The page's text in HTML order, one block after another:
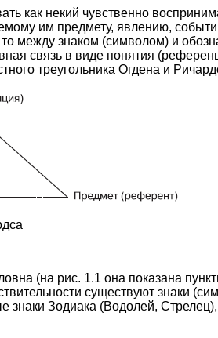
как некий чувственно
им предмету, явлению,
то между знаком (символом) и
связь в виде понятия
треугольника Огдена и
(на рис. 1.1 она показана
существуют знаки
знаки Зодиака (Водолей,